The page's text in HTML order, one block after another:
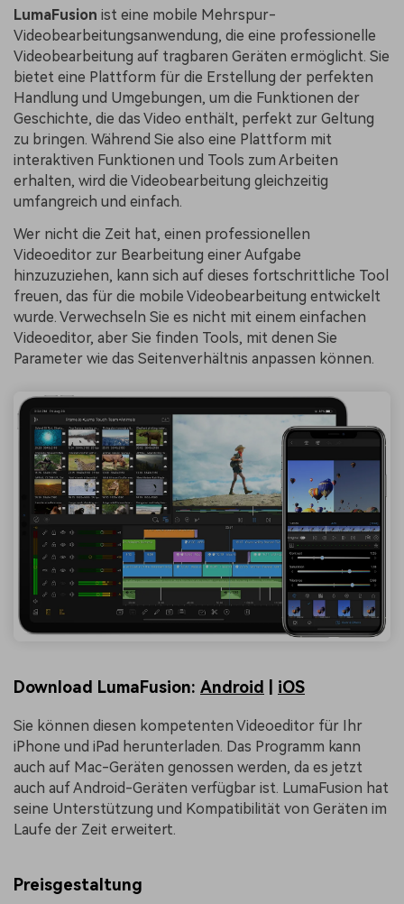
LumaFusion ist eine mobile Mehrspur-
Videobearbeitungsanwendung, die eine professionelle
Videobearbeitung auf tragbaren Geräten ermöglicht. Sie
bietet eine Plattform für die Erstellung der perfekten
Handlung und Umgebungen, um die Funktionen der
Geschichte, die das Video enthält, perfekt zur Geltung
zu bringen. Während Sie also eine Plattform mit
interaktiven Funktionen und Tools zum Arbeiten
erhalten, wird die Videobearbeitung gleichzeitig
umfangreich und einfach.
Wer nicht die Zeit hat, einen professionellen
Videoeditor zur Bearbeitung einer Aufgabe
hinzuzuziehen, kann sich auf dieses fortschrittliche Tool
freuen, das für die mobile Videobearbeitung entwickelt
wurde. Verwechseln Sie es nicht mit einem einfachen
Videoeditor, aber Sie finden Tools, mit denen Sie
Parameter wie das Seitenverhältnis anpassen können.
Download LumaFusion: Android iOS
Sie können diesen kompetenten Videoeditor für Ihr
iPhone und iPad herunterladen. Das Programm kann
auch auf Mac-Geräten genossen werden, da es jetzt
auch auf Android-Geräten verfügbar ist. LumaFusion hat
seine Unterstützung und Kompatibilität von Geräten im
Laufe der Zeit erweitert.
Preisgestaltung